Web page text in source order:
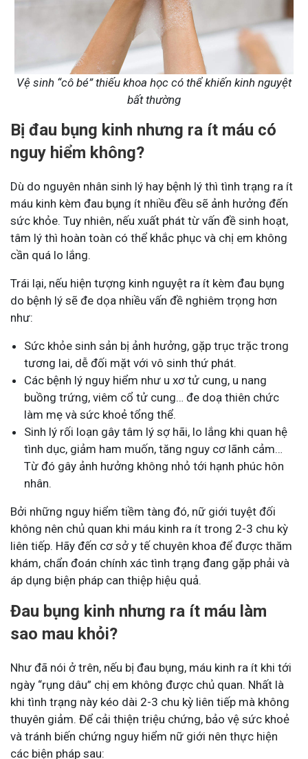
Vệ sinh “cô bé” thiếu khoa học có thể khiến kinh nguyệt
bất thường
Bị đau bụng kinh nhưng ra ít máu có
nguy hiểm không?
Dù do nguyên nhân sinh lý hay bệnh lý thì tình trạng ra ít
máu kinh kèm đau bụng ít nhiều đều sẽ ảnh hưởng đến
sức khỏe. Tuy nhiên, nếu xuất phát từ vấn đề sinh hoạt,
tâm lý thì hoàn toàn có thể khắc phục và chị em không
cần quá lo lắng.
Trái lại, nếu hiện tượng kinh nguyệt ra ít kèm đau bụng
do bệnh lý sẽ đe dọa nhiều vấn đề nghiêm trọng hơn
như:
Sức khỏe sinh sản bị ảnh hưởng, gặp trục trặc trong
tương lai, dễ đối mặt với vô sinh thứ phát.
Các bệnh lý nguy hiểm như u xơ tử cung, u nang
buồng trứng, viêm cổ tử cung… đe doạ thiên chức
làm mẹ và sức khoẻ tổng thể.
Sinh lý rối loạn gây tâm lý sợ hãi, lo lắng khi quan hệ
tình dục, giảm ham muốn, tăng nguy cơ lãnh cảm…
Từ đó gây ảnh hưởng không nhỏ tới hạnh phúc hôn
nhân.
Bởi những nguy hiểm tiềm tàng đó, nữ giới tuyệt đối
không nên chủ quan khi máu kinh ra ít trong 2-3 chu kỳ
liên tiếp. Hãy đến cơ sở y tế chuyên khoa để được thăm
khám, chẩn đoán chính xác tình trạng đang gặp phải và
áp dụng biện pháp can thiệp hiệu quả.
Đau bụng kinh nhưng ra ít máu làm
sao mau khỏi?
Như đã nói ở trên, nếu bị đau bụng, máu kinh ra ít khi tới
ngày “rụng dâu” chị em không được chủ quan. Nhất là
khi tình trạng này kéo dài 2-3 chu kỳ liên tiếp mà không
thuyên giảm. Để cải thiện triệu chứng, bảo vệ sức khoẻ
và tránh biến chứng nguy hiểm nữ giới nên thực hiện
các biện pháp sau: